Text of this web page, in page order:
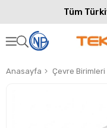
Tüm
Anasayfa Çevre Birimleri